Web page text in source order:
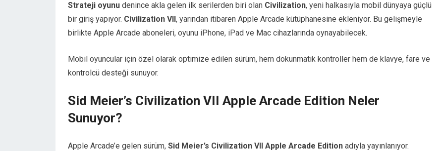
Strateji oyunu denince akla gelen ilk serilerden biri olan Civilization, yeni halkasıyla mobil dünyaya güçlü
bir giriş yapıyor. Civilization VII, yarından itibaren Apple Arcade kütüphanesine ekleniyor. Bu gelişmeyle
birlikte Apple Arcade aboneleri, oyunu iPhone, iPad ve Mac cihazlarında oynayabilecek.
Mobil oyuncular için özel olarak optimize edilen sürüm, hem dokunmatik kontroller hem de klavye, fare ve
kontrolcü desteği sunuyor.
Sid Meier’s Civilization VII Apple Arcade Edition Neler
Sunuyor?
Apple Arcade’e gelen sürüm, Sid Meier’s Civilization VII Apple Arcade Edition adıyla yayınlanıyor.